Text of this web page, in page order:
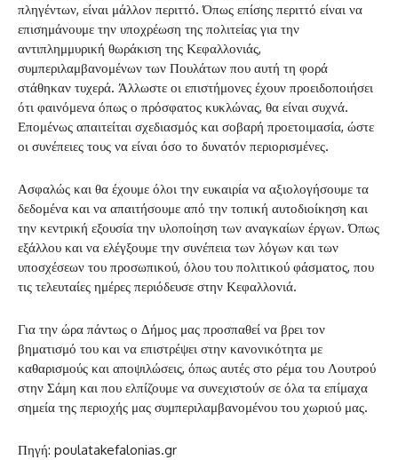
πληγέντων, είναι μάλλον περιττό. Όπως επίσης περιττό είναι να
επισημάνουμε την υποχρέωση της πολιτείας για την
αντιπλημμυρική θωράκιση της Κεφαλλονιάς,
συμπεριλαμβανομένων των Πουλάτων που αυτή τη φορά
στάθηκαν τυχερά. Άλλωστε οι επιστήμονες έχουν προειδοποιήσει
ότι φαινόμενα όπως ο πρόσφατος κυκλώνας, θα είναι συχνά.
Επομένως απαιτείται σχεδιασμός και σοβαρή προετοιμασία, ώστε
οι συνέπειες τους να είναι όσο το δυνατόν περιορισμένες.
Ασφαλώς και θα έχουμε όλοι την ευκαιρία να αξιολογήσουμε τα
δεδομένα και να απαιτήσουμε από την τοπική αυτοδιοίκηση και
την κεντρική εξουσία την υλοποίηση των αναγκαίων έργων. Όπως
εξάλλου και να ελέγξουμε την συνέπεια των λόγων και των
υποσχέσεων του προσωπικού, όλου του πολιτικού φάσματος, που
τις τελευταίες ημέρες περιόδευσε στην Κεφαλλονιά.
Για την ώρα πάντως ο Δήμος μας προσπαθεί να βρει τον
βηματισμό του και να επιστρέψει στην κανονικότητα με
καθαρισμούς και αποψιλώσεις, όπως αυτές στο ρέμα του Λουτρού
στην Σάμη και που ελπίζουμε να συνεχιστούν σε όλα τα επίμαχα
σημεία της περιοχής μας συμπεριλαμβανομένου του χωριού μας.
Πηγή: poulatakefalonias.gr